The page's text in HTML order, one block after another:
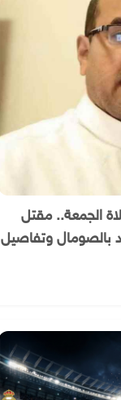
الجمعة.. مقتل
بالصومال وتفاصيل